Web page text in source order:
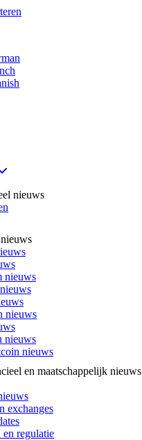
nieuws
nieuws
nieuws
nieuws
nieuws
en maatschappelijk nieuws
exchanges
regulatie